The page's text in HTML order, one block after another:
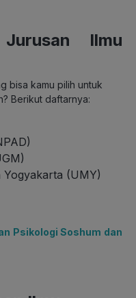
Ilmu
bisa kamu pilih untuk
Berikut daftarnya:
(UMY)
Psikologi Soshum dan